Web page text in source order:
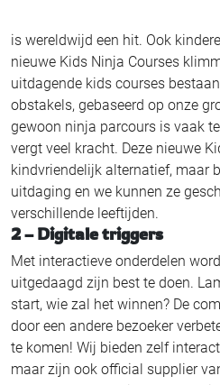
is wereldwijd een hit. Ook
nieuwe Kids Ninja Courses
uitdagende kids courses
obstakels, gebaseerd op onze
gewoon ninja parcours is vaak
vergt veel kracht. Deze nieuwe
kindvriendelijk alternatief, maar
uitdaging en we kunnen ze
verschillende leeftijden.
2 – Digitale triggers
Met interactieve onderdelen
uitgedaagd zijn best te doen.
start, wie zal het winnen? De
door een andere bezoeker
te komen! Wij bieden zelf
maar zijn ook official supplier